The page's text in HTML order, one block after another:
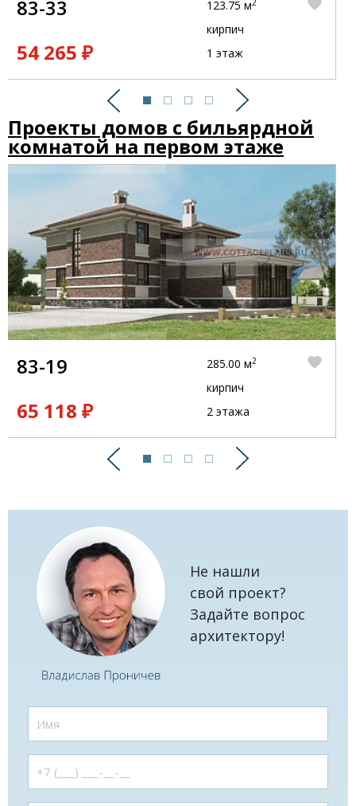
Предыдущий Следующий
83-33
54 265 ₽
123.75 м
кирпич
1 этаж
Проекты домов с бильярдной
комнатой на первом этаже
Предыдущий Следующий
83-19
65 118 ₽
285.00 м2
кирпич
2 этажа
Не нашли
свой проект?
Задайте вопрос
архитектору!